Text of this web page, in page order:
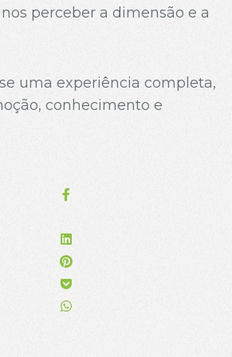
perceber a dimensão e a
uma experiência completa,
conhecimento e